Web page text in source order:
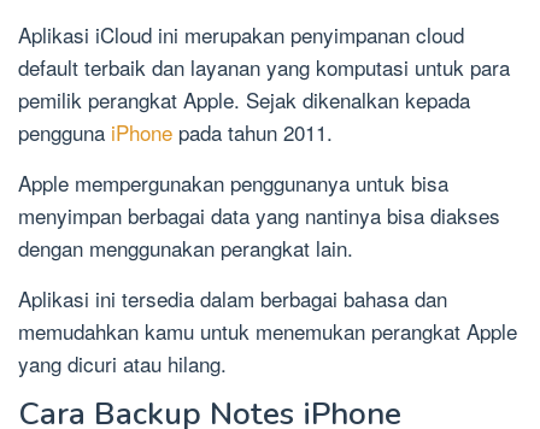
Aplikasi iCloud ini merupakan penyimpanan cloud
default terbaik dan layanan yang komputasi untuk para
pemilik perangkat Apple. Sejak dikenalkan kepada
pengguna iPhone pada tahun 2011.
Apple mempergunakan penggunanya untuk bisa
menyimpan berbagai data yang nantinya bisa diakses
dengan menggunakan perangkat lain.
Aplikasi ini tersedia dalam berbagai bahasa dan
memudahkan kamu untuk menemukan perangkat Apple
yang dicuri atau hilang.
Cara Backup Notes iPhone